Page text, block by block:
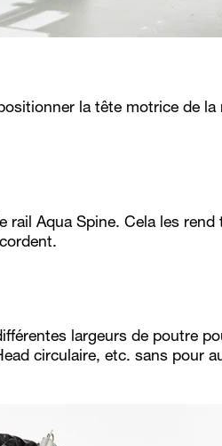
la tête motrice de la
Aqua Spine. Cela les rend
largeurs de poutre
circulaire, etc. sans pour